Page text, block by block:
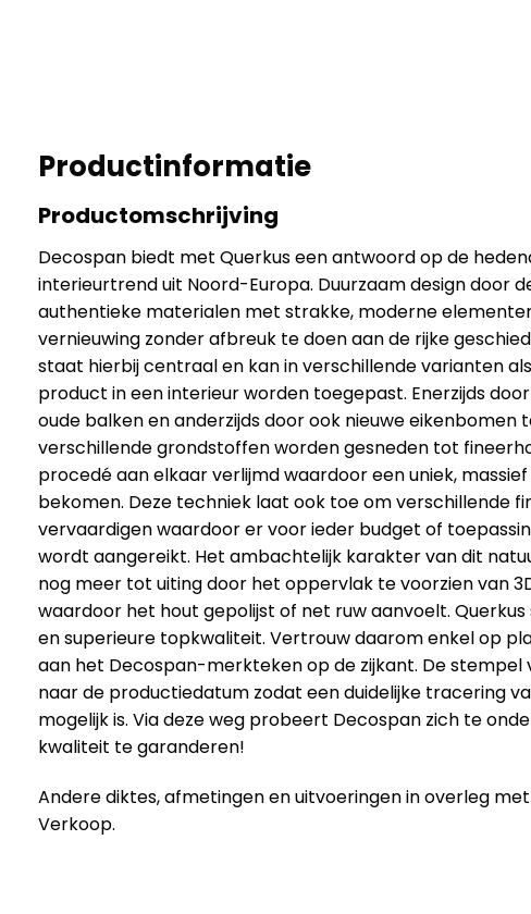
Productinformatie
Productomschrijving
Decospan biedt met Querkus een antwoord op de
interieurtrend uit Noord-Europa. Duurzaam design door
authentieke materialen met strakke, moderne
vernieuwing zonder afbreuk te doen aan de rijke
staat hierbij centraal en kan in verschillende varianten
product in een interieur worden toegepast. Enerzijds
oude balken en anderzijds door ook nieuwe eikenbomen
verschillende grondstoffen worden gesneden tot
procedé aan elkaar verlijmd waardoor een uniek,
bekomen. Deze techniek laat ook toe om verschillende
vervaardigen waardoor er voor ieder budget of
wordt aangereikt. Het ambachtelijk karakter van dit
nog meer tot uiting door het oppervlak te voorzien van
waardoor het hout gepolijst of net ruw aanvoelt.
en superieure topkwaliteit. Vertrouw daarom enkel op
aan het Decospan-merkteken op de zijkant. De stempel
naar de productiedatum zodat een duidelijke tracering
mogelijk is. Via deze weg probeert Decospan zich te
kwaliteit te garanderen!
Andere diktes, afmetingen en uitvoeringen in overleg
Verkoop.